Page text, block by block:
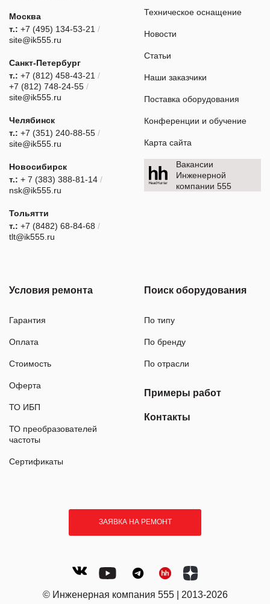
Москва
т.: +7 (495) 134-53-21 /
site@ik555.ru
Санкт-Петербург
т.: +7 (812) 458-43-21 /
+7 (812) 748-24-55 /
site@ik555.ru
Челябинск
т.: +7 (351) 240-88-55 /
site@ik555.ru
Новосибирск
т.: + 7 (383) 388-81-14 /
nsk@ik555.ru
Тольятти
т.: +7 (8482) 68-84-68 /
tlt@ik555.ru
Техническое оснащение
Новости
Статьи
Наши заказчики
Поставка оборудования
Конференции и обучение
Карта сайта
Вакансии
Инженерной
компании 555
Условия ремонта
Гарантия
Оплата
Стоимость
Оферта
ТО ИБП
ТО преобразователей
частоты
Сертификаты
Поиск оборудования
По типу
По бренду
По отрасли
Примеры работ
Контакты
ЗАЯВКА НА РЕМОНТ
© Инженерная компания 555 | 2013-2026